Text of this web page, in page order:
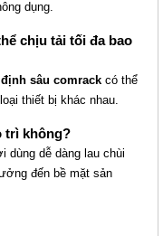
dụng.
chịu tải tối đa bao
sâu comrack có thể
thiết bị khác nhau.
trì không?
dùng dễ dàng lau chùi
đến bề mặt sản